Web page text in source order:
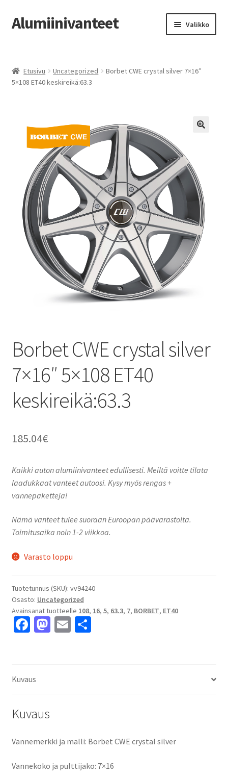
Siirry
navigointiin
Siirry
sisältöön
Alumiinivanteet Valikko
Kauppa
Tilausohjeet
Vanteiden osto-opas
Auton renkaat
Yhteystiedot
Etusivu Uncategorized
Borbet CWE crystal silver 7×16″
5×108 ET40 keskireikä:63.3
Borbet CWE crystal silver
7×16″ 5×108 ET40
keskireikä:63.3
185.04€
Kaikki auton alumiinivanteet edullisesti. Meiltä voitte tilata
laadukkaat vanteet autoosi. Kysy myös rengas +
vannepaketteja!
Nämä vanteet tulee suoraan Euroopan päävarastolta.
Toimitusaika noin 1-2 viikkoa.
Varasto loppu
Tuotetunnus (SKU): vv94240
Osasto: Uncategorized
Avainsanat tuotteelle 108, 16, 5, 63.3, 7, BORBET, ET40
Fa
o
M E S
Kuvaus
Kuvaus
Vannemerkki ja malli: Borbet CWE crystal silver
Vannekoko ja pulttijako: 7×16